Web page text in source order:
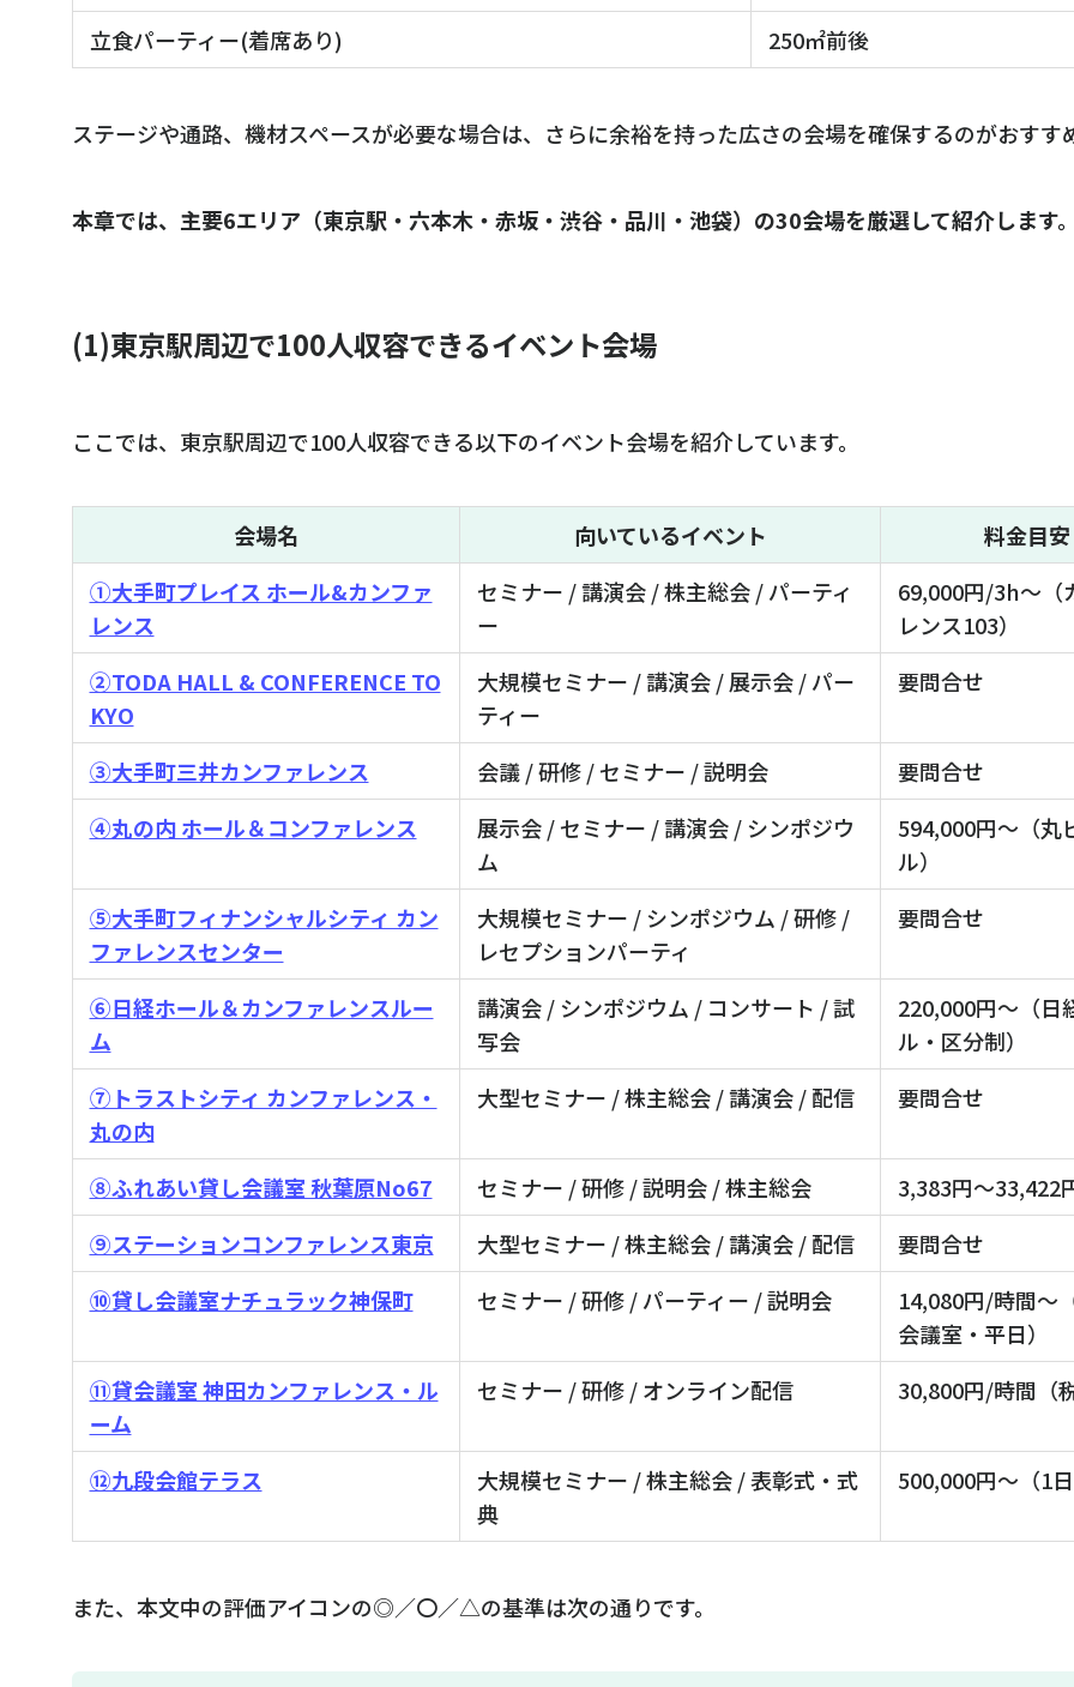
立食パーティー(着席あり)
250㎡前後
ステージや通路、機材スペースが必要な場合は、さらに余裕を持った広さの会場を確保するのがおすす
本章では、主要6エリア（東京駅・六本木・赤坂・渋谷・品川・池袋）の30会場を厳選して紹介します
(1)東京駅周辺で100人収容できるイベント会場
ここでは、東京駅周辺で100人収容できる以下のイベント会場を紹介しています。
会場名 向いているイベント
料金目安
①大手町プレイス ホール&カンファ
レンス
セミナー / 講演会 / 株主総会 / パーティ
ー
69,000円/3h～（
レンス103）
②TODA HALL & CONFERENCE TO
KYO
大規模セミナー / 講演会 / 展示会 / パー
ティー
要問合せ
③大手町三井カンファレンス 会議 / 研修 / セミナー / 説明会
要問合せ
④丸の内 ホール＆コンファレンス
展示会 / セミナー / 講演会 / シンポジウ
ム
594,000円～（丸
ル）
⑤大手町フィナンシャルシティ カン
ファレンスセンター
大規模セミナー / シンポジウム / 研修 /
レセプションパーティ
要問合せ
⑥日経ホール＆カンファレンスルー
ム
講演会 / シンポジウム / コンサート / 試
写会
220,000円～（日
ル・区分制）
⑦トラストシティ カンファレンス・
丸の内
大型セミナー / 株主総会 / 講演会 / 配信 要問合せ
⑧ふれあい貸し会議室 秋葉原No67 セミナー / 研修 / 説明会 / 株主総会
3,383円〜33,422
⑨ステーションコンファレンス東京
大型セミナー / 株主総会 / 講演会 / 配信
要問合せ
⑩貸し会議室ナチュラック神保町
セミナー / 研修 / パーティー / 説明会
14,080円/時間〜
会議室・平日）
⑪貸会議室 神田カンファレンス・ル
ーム
セミナー / 研修 / オンライン配信 30,800円/時間（
⑫九段会館テラス
大規模セミナー / 株主総会 / 表彰式・式
典
500,000円〜（1
また、本文中の評価アイコンの◎／〇／△の基準は次の通りです。